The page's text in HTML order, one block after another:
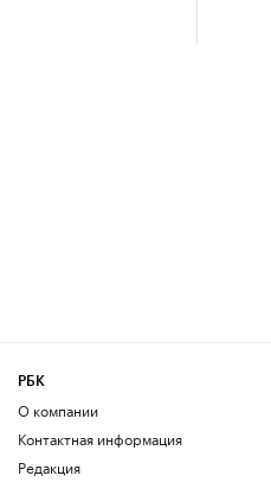
РБК
О компании
Контактная информация
Редакция